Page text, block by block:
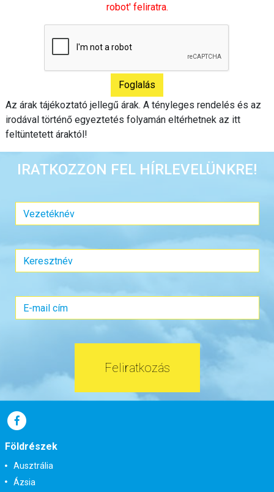
robot' feliratra.
Az árak tájékoztató jellegű árak. A tényleges rendelés és az
irodával történő egyeztetés folyamán eltérhetnek az itt
feltüntetett áraktól!
IRATKOZZON FEL HÍRLEVELÜNKRE!
Feliratkozás
Földrészek
Ausztrália
Ázsia